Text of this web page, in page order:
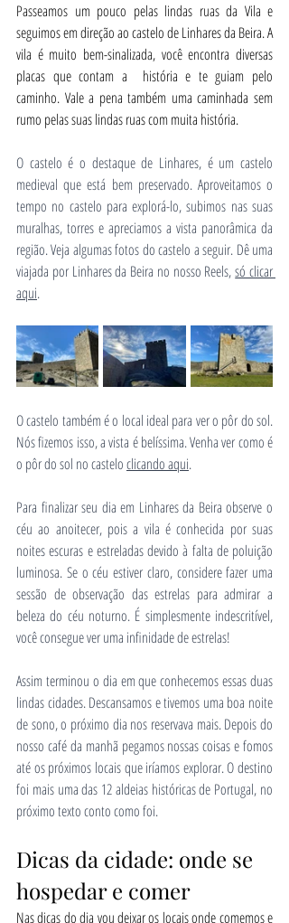
Passeamos um pouco pelas lindas ruas da Vila e
seguimos em direção ao castelo de Linhares da Beira. A
vila é muito bem-sinalizada, você encontra diversas
placas que contam a  história e te guiam pelo
caminho. Vale a pena também uma caminhada sem
rumo pelas suas lindas ruas com muita história.
O castelo é o destaque de Linhares, é um castelo
medieval que está bem preservado. Aproveitamos o
tempo no castelo para explorá-lo, subimos nas suas
muralhas, torres e apreciamos a vista panorâmica da
região. Veja algumas fotos do castelo a seguir. Dê uma
viajada por Linhares da Beira no nosso Reels, só clicar
aqui.
O castelo também é o local ideal para ver o pôr do sol.
Nós fizemos isso, a vista é belíssima. Venha ver como é
o pôr do sol no castelo clicando aqui.
Para finalizar seu dia em Linhares da Beira observe o
céu ao anoitecer, pois a vila é conhecida por suas
noites escuras e estreladas devido à falta de poluição
luminosa. Se o céu estiver claro, considere fazer uma
sessão de observação das estrelas para admirar a
beleza do céu noturno. É simplesmente indescritível,
você consegue ver uma infinidade de estrelas!
Assim terminou o dia em que conhecemos essas duas
lindas cidades. Descansamos e tivemos uma boa noite
de sono, o próximo dia nos reservava mais. Depois do
nosso café da manhã pegamos nossas coisas e fomos
até os próximos locais que iríamos explorar. O destino
foi mais uma das 12 aldeias históricas de Portugal, no
próximo texto conto como foi.
Dicas da cidade: onde se
hospedar e comer
Nas dicas do dia vou deixar os locais onde comemos e